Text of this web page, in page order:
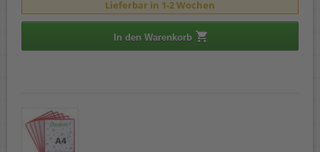
Lieferbar in 1-2 Wochen
In den Warenkorb